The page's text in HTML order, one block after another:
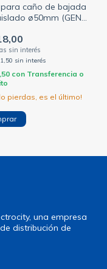
caño de bajada
ø50mm (GEN
sin interés
con Transferencia o
pierdas, es el último!
una empresa
distribución de